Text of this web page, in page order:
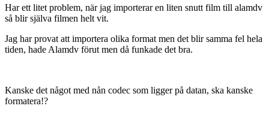
Har ett litet problem, när jag importerar en liten snutt film till alamdv
så blir själva filmen helt vit.
Jag har provat att importera olika format men det blir samma fel hela
tiden, hade Alamdv förut men då funkade det bra.
Kanske det något med nån codec som ligger på datan, ska kanske
formatera!?